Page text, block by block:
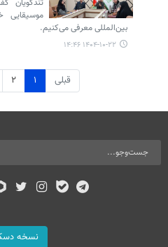
تندگویان
بین‌المللی معرفی می‌کنیم.
۱۴۰۴-۱۰-۲۲ ۱۴:۴۶
قبلی ۱ ۲
نسخه